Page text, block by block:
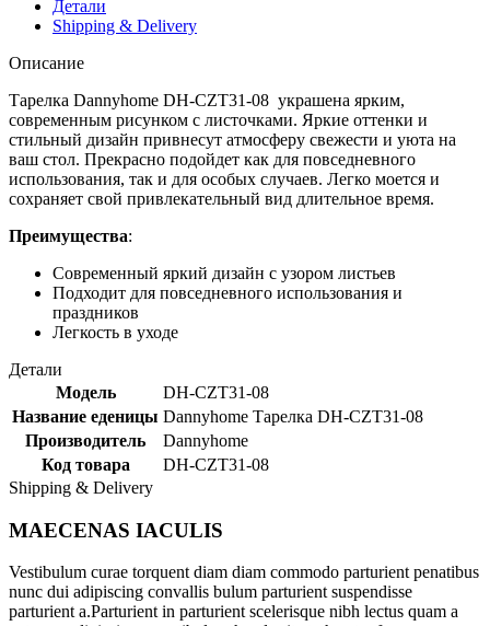
Детали
Shipping & Delivery
Описание
Тарелка Dannyhome DH-CZT31-08 украшена ярким,
современным рисунком с листочками. Яркие оттенки и
стильный дизайн привнесут атмосферу свежести и уюта на
ваш стол. Прекрасно подойдет как для повседневного
использования, так и для особых случаев. Легко моется и
сохраняет свой привлекательный вид длительное время.
Преимущества:
Современный яркий дизайн с узором листьев
Подходит для повседневного использования и
праздников
Легкость в уходе
Детали
Модель
DH-CZT31-08
Название еденицы Dannyhome Тарелка DH-CZT31-08
Производитель
Dannyhome
Код товара
DH-CZT31-08
Shipping & Delivery
MAECENAS IACULIS
Vestibulum curae torquent diam diam commodo parturient penatibus
nunc dui adipiscing convallis bulum parturient suspendisse
parturient a.Parturient in parturient scelerisque nibh lectus quam a